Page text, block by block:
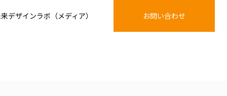
デザインラボ（メディア） お問い合わせ